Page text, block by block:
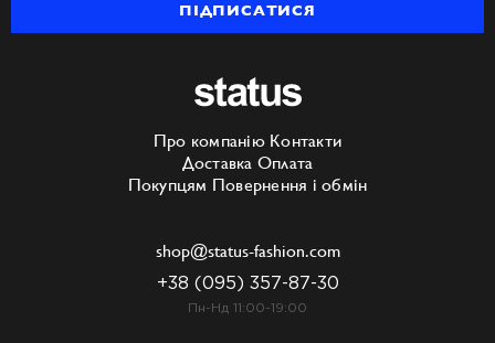
ПІДПИСАТИСЯ
Про компанію Контакти
Доставка Оплата
Покупцям Повернення і обмін
shop@status-fashion.com
+38 (095) 357-87-30
Пн-Нд 11:00-19:00